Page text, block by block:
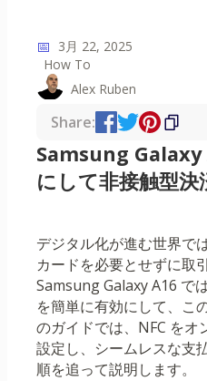
📅 3月 22, 2025
How To
Alex Ruben
Share:
Samsung Galaxy
にして非接触型
デジタル化が進む世界で
カードを必要とせずに取
Samsung Galaxy A16 で
を簡単に有効にして、こ
のガイドでは、NFC をオ
設定し、シームレスな支
順を追って説明します。